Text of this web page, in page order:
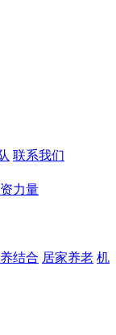
联系我们
力量
结合 居家养老 机